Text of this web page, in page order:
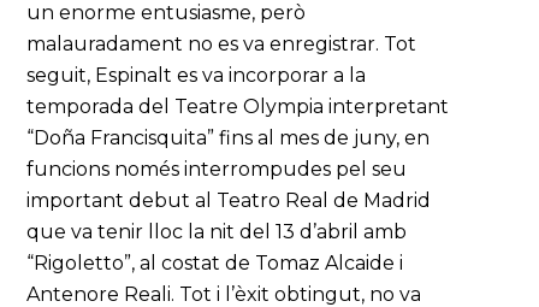
un enorme entusiasme, però
malauradament no es va enregistrar. Tot
seguit, Espinalt es va incorporar a la
temporada del Teatre Olympia interpretant
“Doña Francisquita” fins al mes de juny, en
funcions només interrompudes pel seu
important debut al Teatro Real de Madrid
que va tenir lloc la nit del 13 d’abril amb
“Rigoletto”, al costat de Tomaz Alcaide i
Antenore Reali. Tot i l’èxit obtingut, no va